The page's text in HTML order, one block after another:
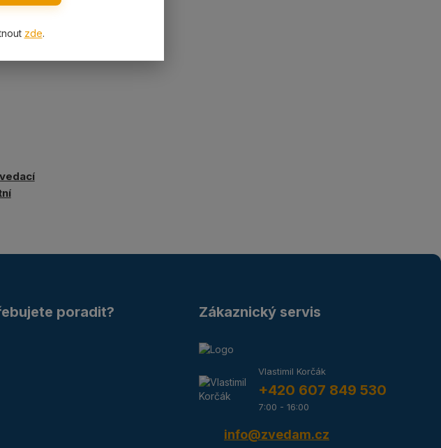
poradit? Zákaznický servis
Vlastimil Korčák
+420 607 849 530
7:00 - 16:00
info@zvedam.cz
zde.